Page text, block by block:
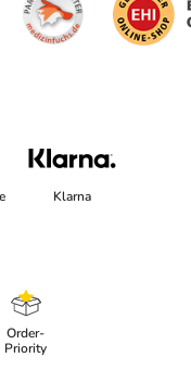
Klarna
Order-
Priority